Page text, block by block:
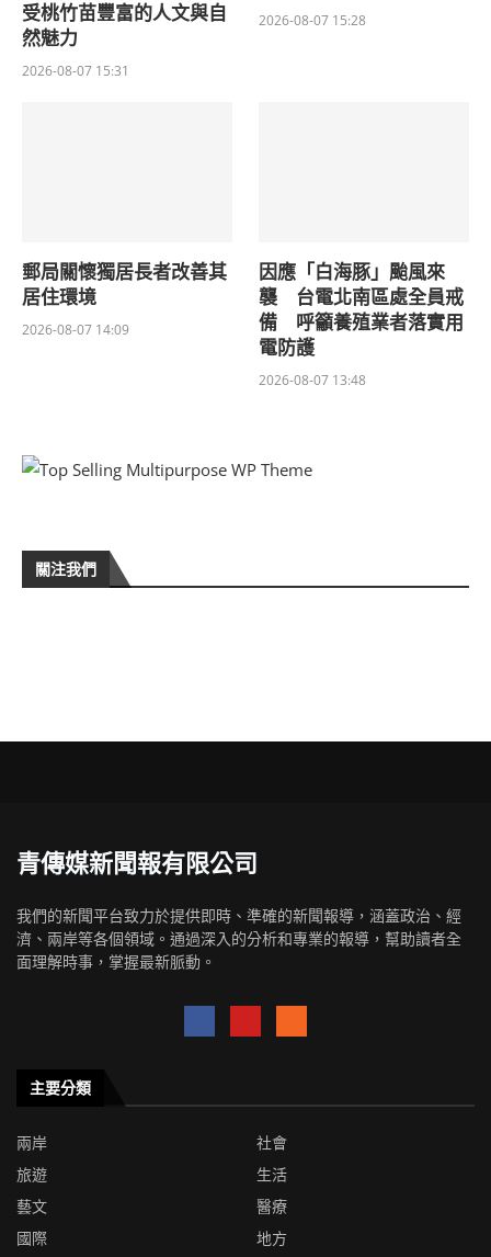
受桃竹苗豐富的人文與自
然魅力
2026-08-07 15:31
2026-08-07 15:28
郵局關懷獨居長者改善其
居住環境
2026-08-07 14:09
因應「白海豚」颱風來
襲 台電北南區處全員戒
備 呼籲養殖業者落實用
電防護
2026-08-07 13:48
關注我們
青傳媒新聞報有限公司
我們的新聞平台致力於提供即時、準確的新聞報導，涵蓋政治、經
濟、兩岸等各個領域。通過深入的分析和專業的報導，幫助讀者全
面理解時事，掌握最新脈動。
主要分類
兩岸
社會
旅遊
生活
藝文
醫療
國際
地方